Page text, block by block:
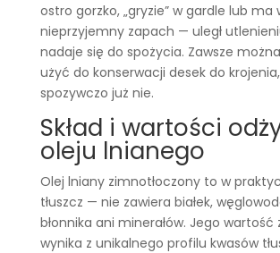
ostro gorzko, „gryzie” w gardle lub ma
nieprzyjemny zapach — uległ
nadaje się do spożycia. Zawsze
użyć do konserwacji desek do
spozywczo już nie.
Skład i wartości
oleju lnianego
Olej lniany zimnotłoczony to w
tłuszcz — nie zawiera białek,
błonnika ani minerałów. Jego
wynika z unikalnego profilu kwasów